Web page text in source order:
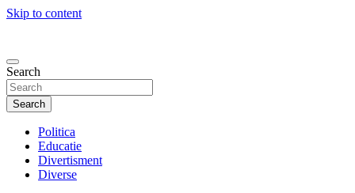
Skip to content
Search
Search
Politica
Educatie
Divertisment
Diverse